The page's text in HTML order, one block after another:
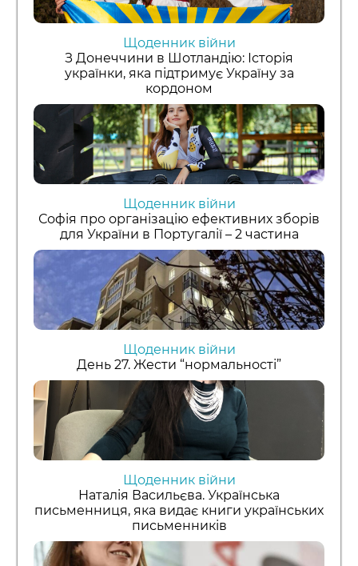
Щоденник війни
З Донеччини в Шотландію: Історія
українки, яка підтримує Україну за
кордоном
Щоденник війни
Софія про організацію ефективних зборів
для України в Португалії – 2 частина
Щоденник війни
День 27. Жести “нормальності”
Щоденник війни
Наталія Васильєва. Українська
письменниця, яка видає книги українських
письменників